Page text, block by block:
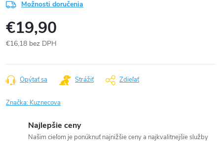
Možnosti doručenia
€19,90
€16,18 bez DPH
cena:
Opýtať sa Strážiť Zdieľať
Značka: Kuznecova
Najlepšie ceny
Našim cieľom je ponúknuť najnižšie ceny a najkvalitnejšie služby